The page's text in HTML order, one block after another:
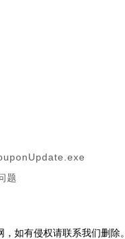
题
如有侵权请联系我们删除。